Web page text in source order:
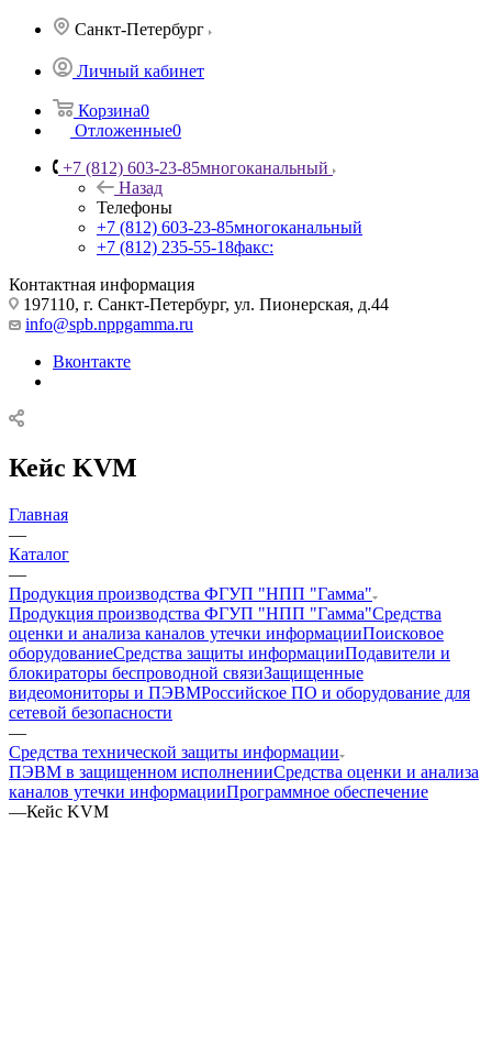
Санкт-Петербург
Личный кабинет
Корзина0
Отложенные0
+7 (812) 603-23-85многоканальный
Назад
Телефоны
+7 (812) 603-23-85многоканальный
+7 (812) 235-55-18факс:
Контактная информация
197110, г. Санкт-Петербург, ул. Пионерская, д.44
info@spb.nppgamma.ru
Вконтакте
Кейс KVM
Главная
—
Каталог
—
Продукция производства ФГУП "НПП "Гамма"
Продукция производства ФГУП "НПП "Гамма"Средства
оценки и анализа каналов утечки информацииПоисковое
оборудованиеСредства защиты информацииПодавители и
блокираторы беспроводной связиЗащищенные
видеомониторы и ПЭВМРоссийское ПО и оборудование для
сетевой безопасности
—
Средства технической защиты информации
ПЭВМ в защищенном исполненииСредства оценки и анализа
каналов утечки информацииПрограммное обеспечение
—Кейс KVM